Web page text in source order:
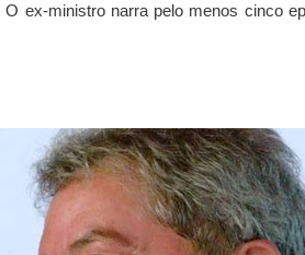
ex-ministro narra pelo menos cinco